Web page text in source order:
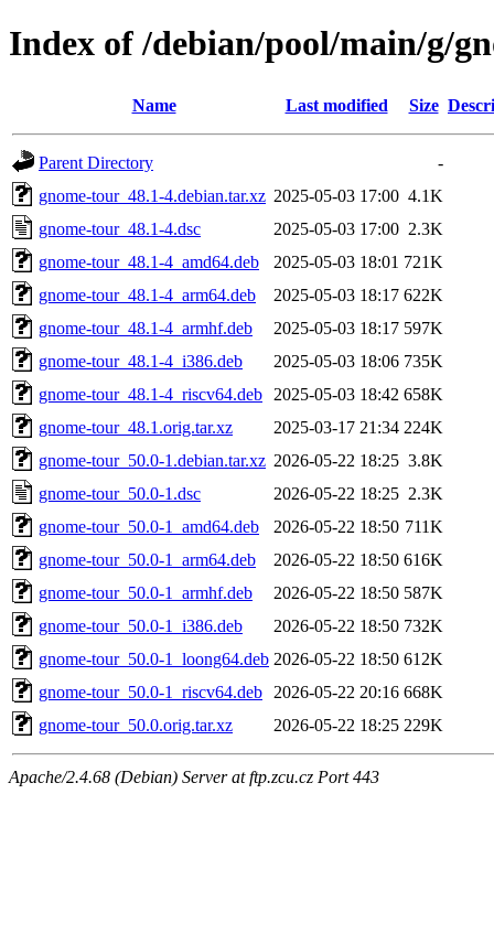
Index of /debian/pool/main/g/
Name Last modified Size
Parent Directory
-
gnome-tour_48.1-4.debian.tar.xz 2025-05-03 17:00 4.1K
gnome-tour_48.1-4.dsc
2025-05-03 17:00 2.3K
gnome-tour_48.1-4_amd64.deb
2025-05-03 18:01 721K
gnome-tour_48.1-4_arm64.deb
2025-05-03 18:17 622K
gnome-tour_48.1-4_armhf.deb
2025-05-03 18:17 597K
gnome-tour_48.1-4_i386.deb
2025-05-03 18:06 735K
gnome-tour_48.1-4_riscv64.deb
2025-05-03 18:42 658K
gnome-tour_48.1.orig.tar.xz
2025-03-17 21:34 224K
gnome-tour_50.0-1.debian.tar.xz 2026-05-22 18:25 3.8K
gnome-tour_50.0-1.dsc
2026-05-22 18:25 2.3K
gnome-tour_50.0-1_amd64.deb
2026-05-22 18:50 711K
gnome-tour_50.0-1_arm64.deb
2026-05-22 18:50 616K
gnome-tour_50.0-1_armhf.deb
2026-05-22 18:50 587K
gnome-tour_50.0-1_i386.deb
2026-05-22 18:50 732K
gnome-tour_50.0-1_loong64.deb 2026-05-22 18:50 612K
gnome-tour_50.0-1_riscv64.deb
2026-05-22 20:16 668K
gnome-tour_50.0.orig.tar.xz
2026-05-22 18:25 229K
Apache/2.4.68 (Debian) Server at ftp.zcu.cz Port 443